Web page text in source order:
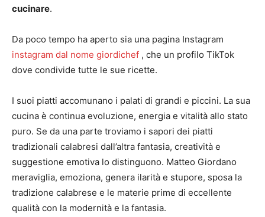
cucinare.
Da poco tempo ha aperto sia una pagina Instagram
instagram dal nome giordichef , che un profilo TikTok
dove condivide tutte le sue ricette.
I suoi piatti accomunano i palati di grandi e piccini. La sua
cucina è continua evoluzione, energia e vitalità allo stato
puro. Se da una parte troviamo i sapori dei piatti
tradizionali calabresi dall’altra fantasia, creatività e
suggestione emotiva lo distinguono. Matteo Giordano
meraviglia, emoziona, genera ilarità e stupore, sposa la
tradizione calabrese e le materie prime di eccellente
qualità con la modernità e la fantasia.